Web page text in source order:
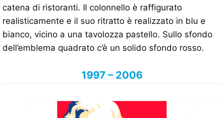
catena di ristoranti. Il colonnello è raffigurato
realisticamente e il suo ritratto è realizzato in blu e
bianco, vicino a una tavolozza pastello. Sullo sfondo
dell’emblema quadrato c’è un solido sfondo rosso.
1997 – 2006